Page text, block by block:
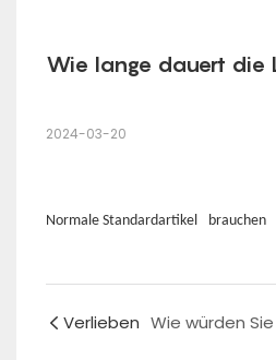
Wie lange dauert die
2024-03-20
Normale Standardartikel brauchen
Verlieben